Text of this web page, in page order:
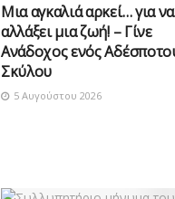
Μια αγκαλιά αρκεί… για να
αλλάξει μια ζωή! – Γίνε
Ανάδοχος ενός
Σκύλου
5 Αυγούστου 2026